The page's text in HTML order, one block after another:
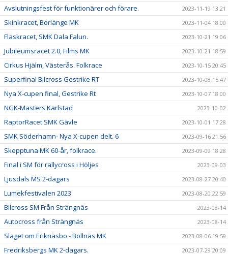
Avslutningsfest för funktionärer och förare. 2023-11-19 13:21
Skinkracet, Borlänge MK 2023-11-04 18:00
Fläskracet, SMK Dala Falun. 2023-10-21 19:06
Jubileumsracet 2.0, Films MK 2023-10-21 18:59
Cirkus Hjälm, Västerås. Folkrace 2023-10-15 20:45
Superfinal Bilcross Gestrike RT 2023-10-08 15:47
Nya X-cupen final, Gestrike Rt 2023-10-07 18:00
NGK-Masters Karlstad 2023-10-02
RaptorRacet SMK Gävle 2023-10-01 17:28
SMK Söderhamn- Nya X-cupen delt. 6 2023-09-16 21:56
Skepptuna MK 60-år, folkrace. 2023-09-09 18:28
Final i SM för rallycross i Höljes 2023-09-03
Ljusdals MS 2-dagars 2023-08-27 20:40
Lumekfestivalen 2023 2023-08-20 22:59
Bilcross SM Från Strängnäs 2023-08-14
Autocross från Strängnäs 2023-08-14
Slaget om Eriknäsbo - Bollnäs MK 2023-08-06 19:59
Fredriksbergs MK 2-dagars. 2023-07-29 20:09